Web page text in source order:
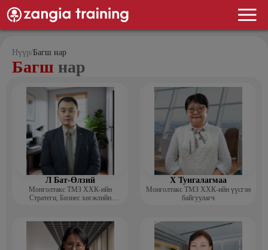
Нүүр/Багш нар
Багш нар
Л Бат-Өлзий
Монголтакс ТМЗ ХХК-ийн
Стратеги, Бизнес хөгжлийн
Х Тунгалагмаа
Монголтакс ТМЗ ХХК-ийн үүсгэн
байгуулагч